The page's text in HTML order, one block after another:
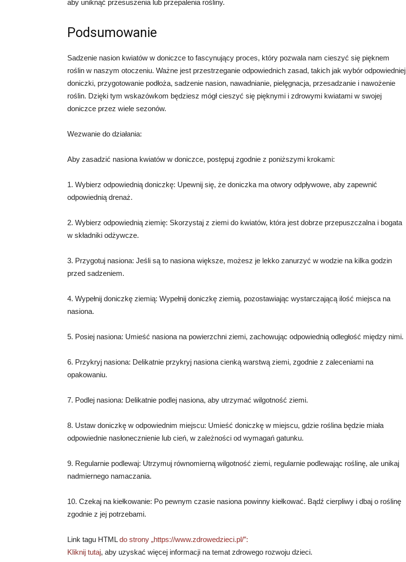
aby uniknąć przesuszenia lub przepalenia rośliny.
Podsumowanie
Sadzenie nasion kwiatów w doniczce to fascynujący proces, który pozwala nam cieszyć się pięknem
roślin w naszym otoczeniu. Ważne jest przestrzeganie odpowiednich zasad, takich jak wybór odpowiedniej
doniczki, przygotowanie podłoża, sadzenie nasion, nawadnianie, pielęgnacja, przesadzanie i nawożenie
roślin. Dzięki tym wskazówkom będziesz mógł cieszyć się pięknymi i zdrowymi kwiatami w swojej
doniczce przez wiele sezonów.
Wezwanie do działania:
Aby zasadzić nasiona kwiatów w doniczce, postępuj zgodnie z poniższymi krokami:
1. Wybierz odpowiednią doniczkę: Upewnij się, że doniczka ma otwory odpływowe, aby zapewnić
odpowiednią drenaż.
2. Wybierz odpowiednią ziemię: Skorzystaj z ziemi do kwiatów, która jest dobrze przepuszczalna i bogata
w składniki odżywcze.
3. Przygotuj nasiona: Jeśli są to nasiona większe, możesz je lekko zanurzyć w wodzie na kilka godzin
przed sadzeniem.
4. Wypełnij doniczkę ziemią: Wypełnij doniczkę ziemią, pozostawiając wystarczającą ilość miejsca na
nasiona.
5. Posiej nasiona: Umieść nasiona na powierzchni ziemi, zachowując odpowiednią odległość między nimi.
6. Przykryj nasiona: Delikatnie przykryj nasiona cienką warstwą ziemi, zgodnie z zaleceniami na
opakowaniu.
7. Podlej nasiona: Delikatnie podlej nasiona, aby utrzymać wilgotność ziemi.
8. Ustaw doniczkę w odpowiednim miejscu: Umieść doniczkę w miejscu, gdzie roślina będzie miała
odpowiednie nasłonecznienie lub cień, w zależności od wymagań gatunku.
9. Regularnie podlewaj: Utrzymuj równomierną wilgotność ziemi, regularnie podlewając roślinę, ale unikaj
nadmiernego namaczania.
10. Czekaj na kiełkowanie: Po pewnym czasie nasiona powinny kiełkować. Bądź cierpliwy i dbaj o roślinę
zgodnie z jej potrzebami.
Link tagu HTMLdo strony „https://www.zdrowedzieci.pl/”:
Kliknij tutaj, aby uzyskać więcej informacji na temat zdrowego rozwoju dzieci.